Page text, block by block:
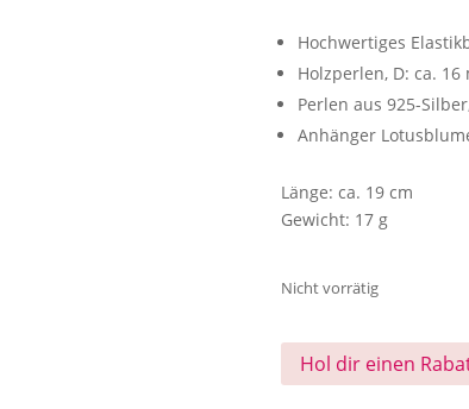
Hochwertiges
Holzperlen, D: ca.
Perlen aus 925-
Anhänger
Länge: ca. 19 cm
Gewicht: 17 g
Nicht vorrätig
Hol dir einen